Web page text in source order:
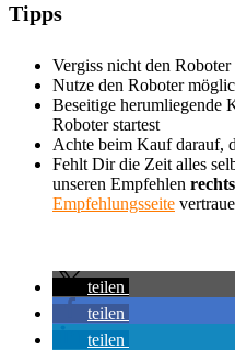
Tipps
Vergiss nicht den
Nutze den Roboter
Beseitige herumliegende
Roboter startest
Achte beim Kauf darauf,
Fehlt Dir die Zeit alles
unseren Empfehlen
Empfehlungsseite
teilen
teilen
teilen